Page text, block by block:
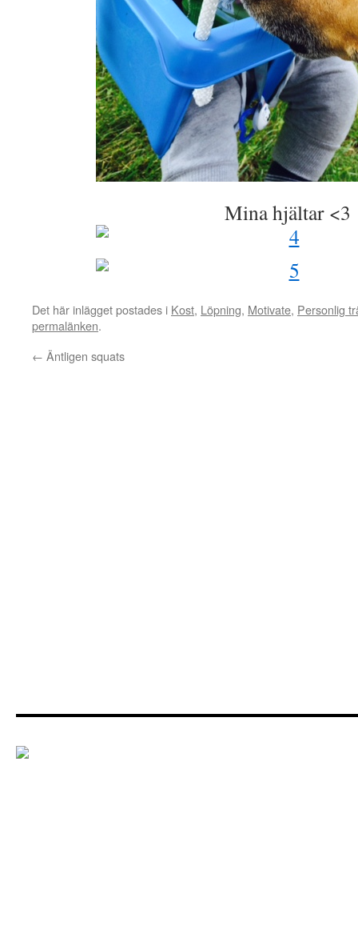
Mina hjältar <3
Det här inlägget postades i Kost, Löpning, Motivate, Personlig
permalänken.
← Äntligen squats